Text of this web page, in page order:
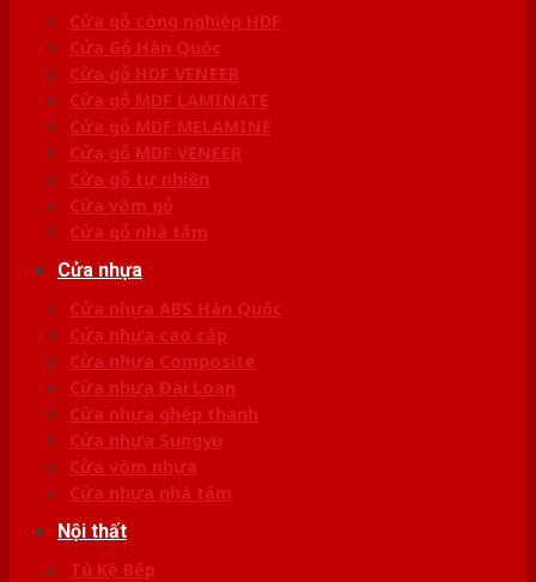
Cửa gỗ công nghiệp HDF
Cửa Gỗ Hàn Quốc
Cửa gỗ HDF VENEER
Cửa gỗ MDF LAMINATE
Cửa gỗ MDF MELAMINE
Cửa gỗ MDF VENEER
Cửa gỗ tự nhiên
Cửa vòm gỗ
Cửa gỗ nhà tắm
Cửa nhựa
Cửa nhựa ABS Hàn Quốc
Cửa nhựa cao cấp
Cửa nhựa Composite
Cửa nhựa Đài Loan
Cửa nhựa ghép thanh
Cửa nhựa Sungyu
Cửa vòm nhựa
Cửa nhựa nhà tắm
Nội thất
Tủ Kệ Bếp